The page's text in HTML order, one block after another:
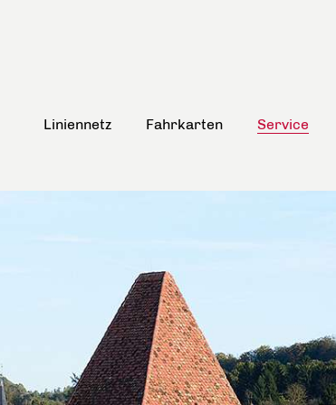
Liniennetz Fahrkarten Service